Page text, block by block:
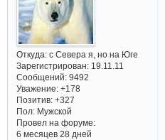
Откуда:с Севера я, но на Юге
Зарегистрирован: 19.11.11
Сообщений:9492
Уважение: +178
Позитив: +327
Пол:Мужской
Провел на форуме:
6 месяцев 28 дней